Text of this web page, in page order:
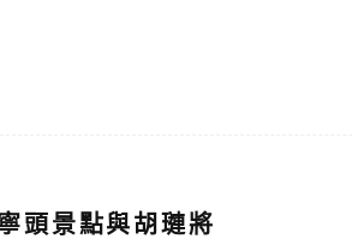
頭景點與胡璉將